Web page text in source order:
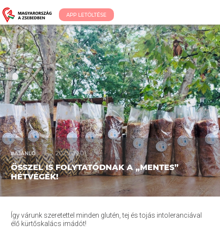
APP LETÖLTÉSE
#AJÁNLÓ / 2025.09.01.
ŐSSZEL IS FOLYTATÓDNAK A „MENTES”
HÉTVÉGÉK!
Így várunk szeretettel minden glutén, tej és tojás intoleranciával
élő kürtőskalács imádót!